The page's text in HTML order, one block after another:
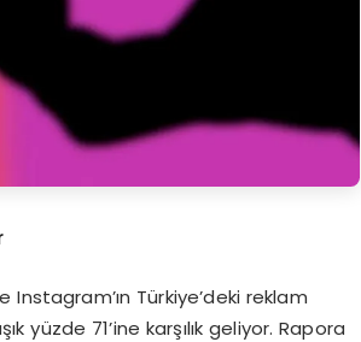
Türkiye’deki reklam
yüzde 71’ine karşılık geliyor. Rapora